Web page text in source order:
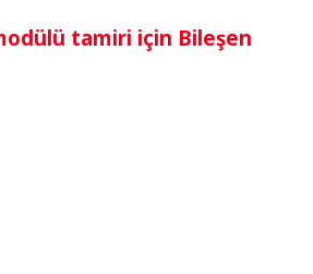
tamiri için Bileşen